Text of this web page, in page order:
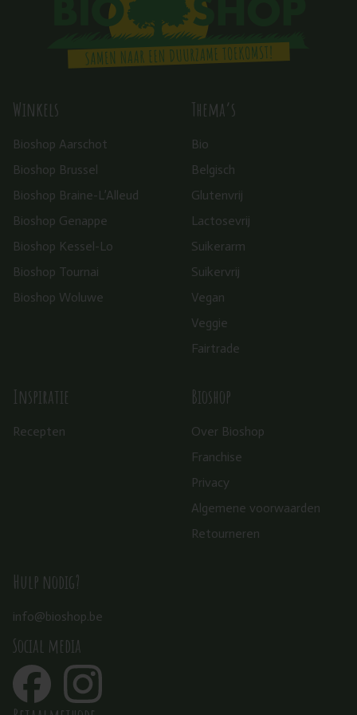
Winkels
Bioshop Aarschot
Bioshop Brussel
Bioshop Braine-L’Alleud
Bioshop Genappe
Bioshop Kessel-Lo
Bioshop Tournai
Bioshop Woluwe
Thema’s
Bio
Belgisch
Glutenvrij
Lactosevrij
Suikerarm
Suikervrij
Vegan
Veggie
Fairtrade
Inspiratie
Recepten
Bioshop
Over Bioshop
Franchise
Privacy
Algemene voorwaarden
Retourneren
Hulp nodig?
info@bioshop.be
Social media